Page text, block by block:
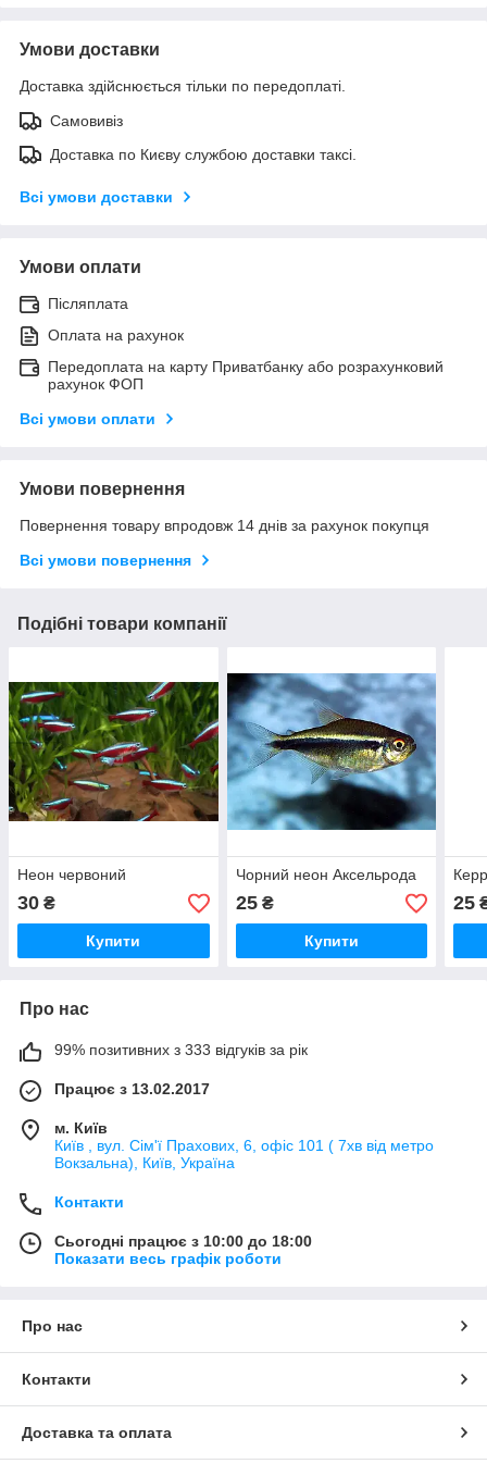
Умови доставки
Доставка здійснюється тільки по передоплаті.
Самовивіз
Доставка по Києву службою доставки таксі.
Всі умови доставки
Умови оплати
Післяплата
Оплата на рахунок
Передоплата на карту Приватбанку або розрахунковий
рахунок ФОП
Всі умови оплати
Умови повернення
Повернення товару впродовж 14 днів за рахунок покупця
Всі умови повернення
Подібні товари компанії
Неон червоний
30 ₴
Купити
Чорний неон Аксельрода
25₴
Купити
25
Про нас
99% позитивних з 333 відгуків за рік
Працює з 13.02.2017
м. Київ
Київ , вул. Сім'ї Прахових, 6, офіс 101 ( 7хв від метро
Вокзальна), Київ, Україна
Контакти
Сьогодні працює з 10:00 до 18:00
Показати весь графік роботи
Про нас
Контакти
Доставка та оплата